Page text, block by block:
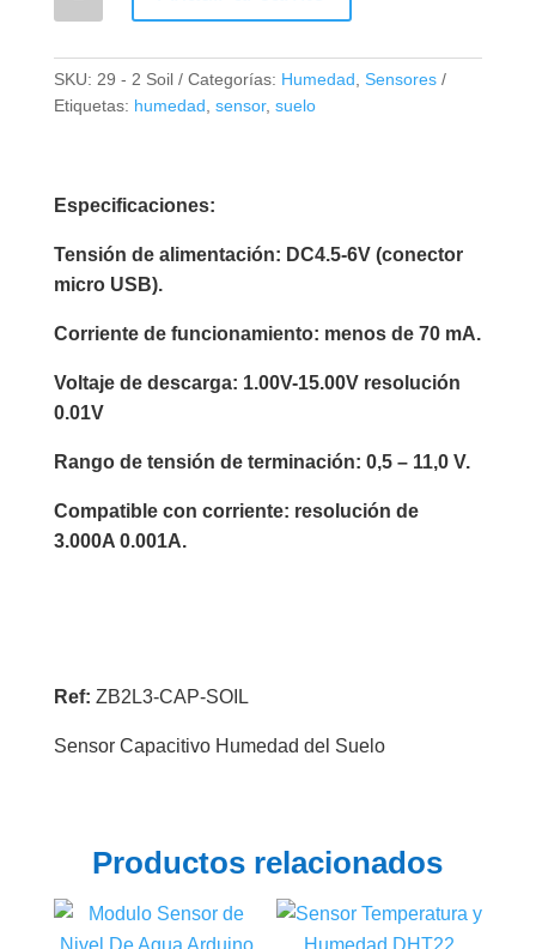
Capacitivo
Suelo
SKU: 29 - 2 Soil Categorías: Humedad, Sensores
Etiquetas: humedad, sensor, suelo
Especificaciones:
Tensión de alimentación: DC4.5-6V (conector
micro USB).
Corriente de funcionamiento: menos de 70 mA.
Voltaje de descarga: 1.00V-15.00V resolución
0.01V
Rango de tensión de terminación: 0,5 – 11,0 V.
Compatible con corriente: resolución de
3.000A 0.001A.
Ref: ZB2L3-CAP-SOIL
Sensor Capacitivo Humedad del Suelo
Productos relacionados